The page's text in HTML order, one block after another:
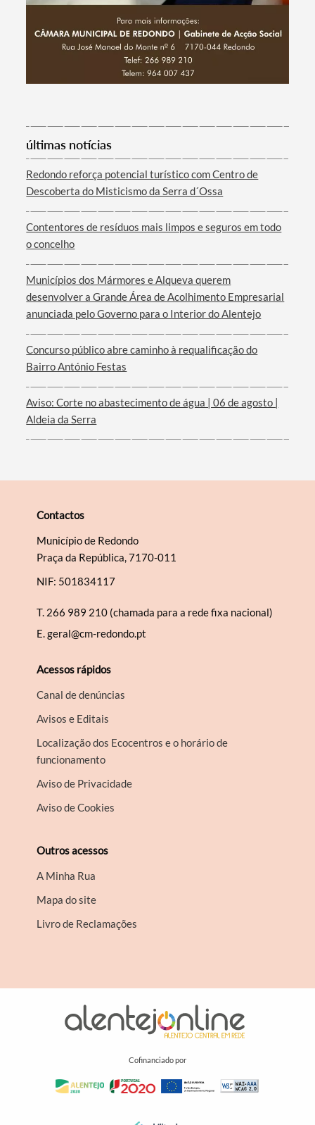
Termo de Pesquisa
Categorias gerais
Filtros
últimas notícias
Redondo reforça potencial turístico com Centro de
Descoberta do Misticismo da Serra d´Ossa
Contentores de resíduos mais limpos e seguros em todo
o concelho
Municípios dos Mármores e Alqueva querem
desenvolver a Grande Área de Acolhimento Empresarial
anunciada pelo Governo para o Interior do Alentejo
Concurso público abre caminho à requalificação do
Bairro António Festas
Aviso: Corte no abastecimento de água | 06 de agosto |
Aldeia da Serra
Contactos
Município de Redondo
Praça da República, 7170-011
NIF: 501834117
T. 266 989 210 (chamada para a rede fixa nacional)
E.geral@cm-redondo.pt
Acessos rápidos
Canal de denúncias
Avisos e Editais
Localização dos Ecocentros e o horário de
funcionamento
Aviso de Privacidade
Aviso de Cookies
Outros acessos
A Minha Rua
Mapa do site
Livro de Reclamações
Cofinanciado por